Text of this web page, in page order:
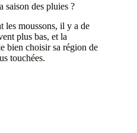
saison des pluies ?
les moussons, il y a de
plus bas, et la
bien choisir sa région de
touchées.